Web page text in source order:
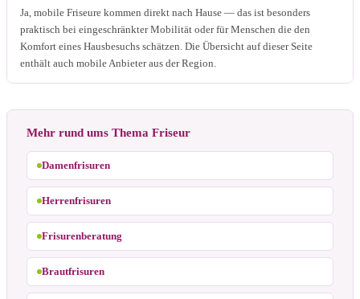
Ja, mobile Friseure kommen direkt nach Hause — das ist besonders
praktisch bei eingeschränkter Mobilität oder für Menschen die den
Komfort eines Hausbesuchs schätzen. Die Übersicht auf dieser Seite
enthält auch mobile Anbieter aus der Region.
Mehr rund ums Thema Friseur
Damenfrisuren
Herrenfrisuren
Frisurenberatung
Brautfrisuren